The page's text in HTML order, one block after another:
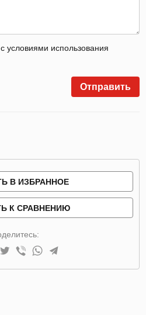
условиями использования
Отправить
В ИЗБРАННОЕ
К СРАВНЕНИЮ